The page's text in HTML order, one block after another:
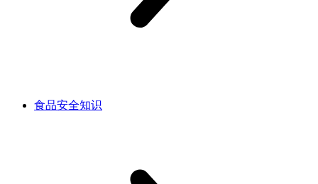
食品安全知识